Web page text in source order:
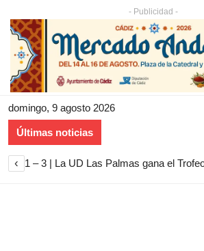
- Publicidad -
domingo, 9 agosto 2026
Últimas noticias
‹